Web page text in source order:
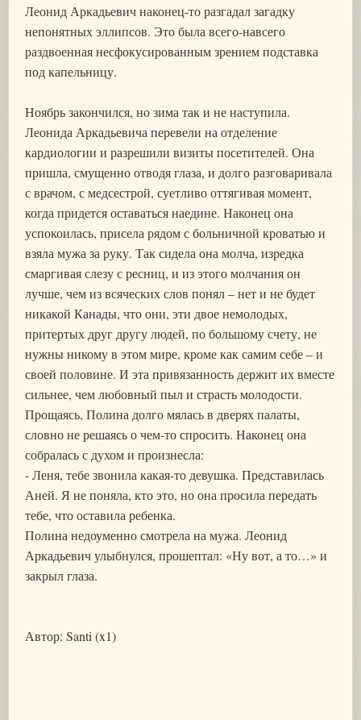
Леонид Аркадьевич наконец-то разгадал загадку
непонятных эллипсов. Это была всего-навсего
раздвоенная несфокусированным зрением подставка
под капельницу.
Ноябрь закончился, но зима так и не наступила.
Леонида Аркадьевича перевели на отделение
кардиологии и разрешили визиты посетителей. Она
пришла, смущенно отводя глаза, и долго разговаривала
с врачом, с медсестрой, суетливо оттягивая момент,
когда придется оставаться наедине. Наконец она
успокоилась, присела рядом с больничной кроватью и
взяла мужа за руку. Так сидела она молча, изредка
смаргивая слезу с ресниц, и из этого молчания он
лучше, чем из всяческих слов понял – нет и не будет
никакой Канады, что они, эти двое немолодых,
притертых друг другу людей, по большому счету, не
нужны никому в этом мире, кроме как самим себе – и
своей половине. И эта привязанность держит их вместе
сильнее, чем любовный пыл и страсть молодости.
Прощаясь, Полина долго мялась в дверях палаты,
словно не решаясь о чем-то спросить. Наконец она
собралась с духом и произнесла:
- Леня, тебе звонила какая-то девушка. Представилась
Аней. Я не поняла, кто это, но она просила передать
тебе, что оставила ребенка.
Полина недоуменно смотрела на мужа. Леонид
Аркадьевич улыбнулся, прошептал: «Ну вот, а то…» и
закрыл глаза.
Автор: Santi (x1)